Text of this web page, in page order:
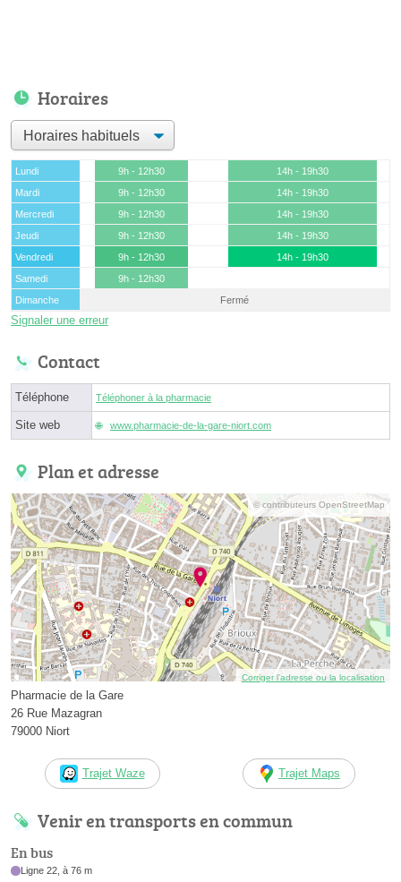
Horaires
Lundi 9h - 12h30
14h - 19h30
Mardi
9h - 12h30
14h - 19h30
Mercredi
9h - 12h30
14h - 19h30
Jeudi
9h - 12h30
14h - 19h30
Vendredi
9h - 12h30
14h - 19h30
Samedi
9h - 12h30
Dimanche
Fermé
Signaler une erreur
Contact
Téléphone Téléphoner à la pharmacie
Site web www.pharmacie-de-la-gare-niort.com
Plan et adresse
© contributeurs OpenStreetMap
Corriger l’adresse ou la localisation
Pharmacie de la Gare
26 Rue Mazagran
79000 Niort
Trajet Waze Trajet Maps
Venir en transports en commun
En bus
Ligne 22, à 76 m